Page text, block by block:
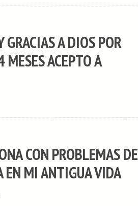
A DIOS POR
ACEPTO A
CON PROBLEMAS DE
EN MI ANTIGUA VIDA